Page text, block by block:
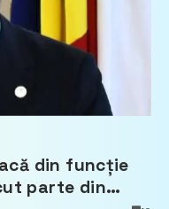
din funcție
parte din